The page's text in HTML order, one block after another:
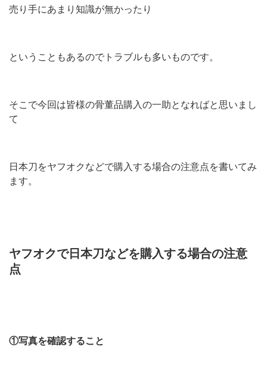
売り手にあまり知識が無かったり
ということもあるのでトラブルも多いものです。
そこで今回は皆様の骨董品購入の一助となればと思いまし
て
日本刀をヤフオクなどで購入する場合の注意点を書いてみ
ます。
ヤフオクで日本刀などを購入する場合の注意
点
①写真を確認すること